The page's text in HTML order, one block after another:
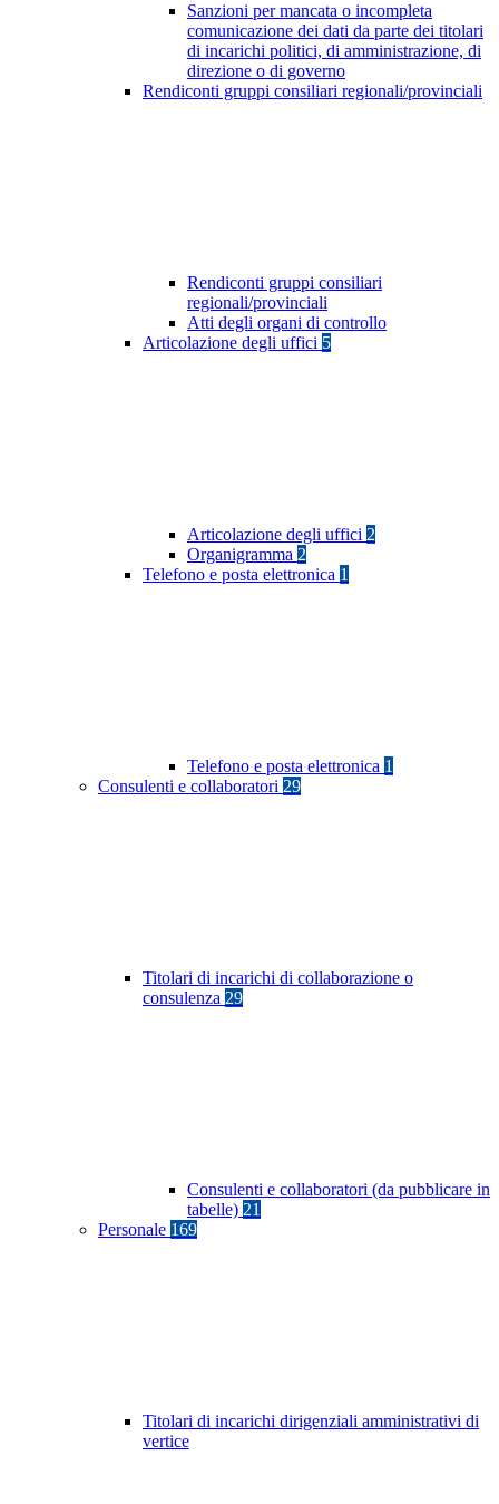
Sanzioni per mancata o incompleta
comunicazione dei dati da parte dei titolari
di incarichi politici, di amministrazione, di
direzione o di governo
Rendiconti gruppi consiliari regionali/provinciali
Rendiconti gruppi consiliari
regionali/provinciali
Atti degli organi di controllo
Articolazione degli uffici 5
Articolazione degli uffici 2
Organigramma 2
Telefono e posta elettronica 1
Telefono e posta elettronica 1
Consulenti e collaboratori 29
Titolari di incarichi di collaborazione o
consulenza 29
Consulenti e collaboratori (da pubblicare in
tabelle) 21
Personale 169
Titolari di incarichi dirigenziali amministrativi di
vertice